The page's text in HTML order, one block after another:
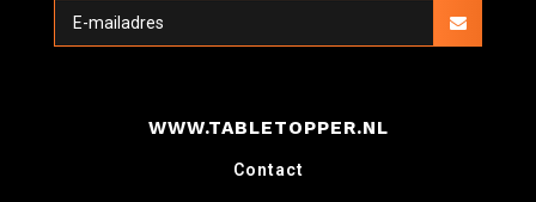
WWW.TABLETOPPER.NL
Contact